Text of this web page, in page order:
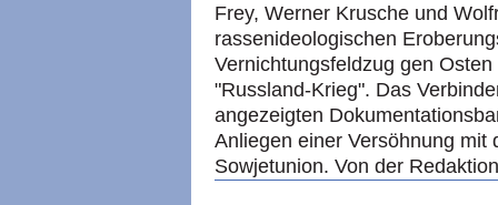
Frey, Werner Krusche und
rassenideologischen
Vernichtungsfeldzug gen
"Russland-Krieg". Das
angezeigten
Anliegen einer Versöhnung mit
Sowjetunion. Von der